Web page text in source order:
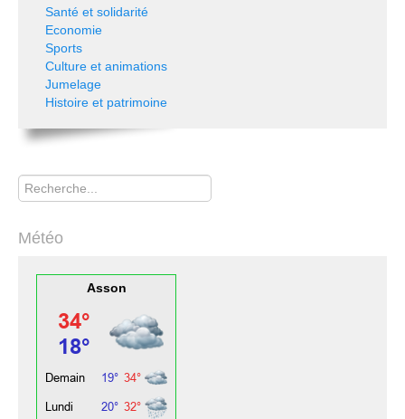
Santé et solidarité
Economie
Sports
Culture et animations
Jumelage
Histoire et patrimoine
Rechercher
Météo
Asson